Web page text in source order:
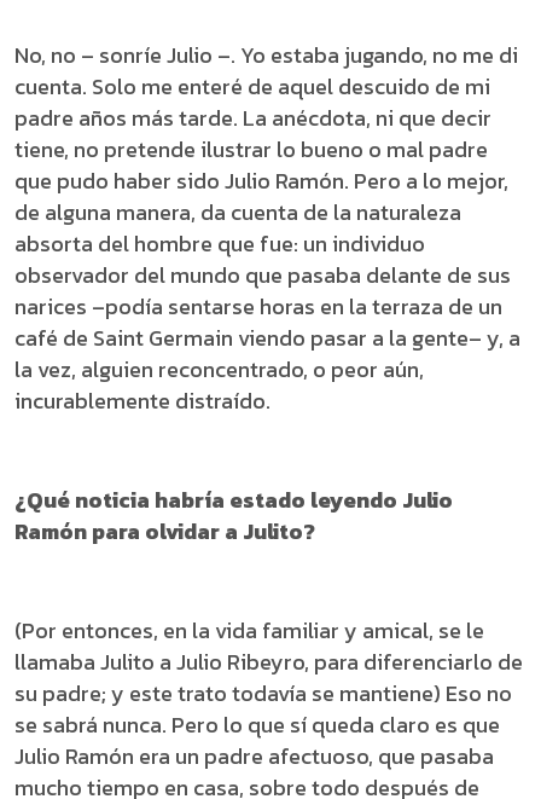
No, no – sonríe Julio –. Yo estaba jugando, no me di
cuenta. Solo me enteré de aquel descuido de mi
padre años más tarde. La anécdota, ni que decir
tiene, no pretende ilustrar lo bueno o mal padre
que pudo haber sido Julio Ramón. Pero a lo mejor,
de alguna manera, da cuenta de la naturaleza
absorta del hombre que fue: un individuo
observador del mundo que pasaba delante de sus
narices –podía sentarse horas en la terraza de un
café de Saint Germain viendo pasar a la gente– y, a
la vez, alguien reconcentrado, o peor aún,
incurablemente distraído.
¿Qué noticia habría estado leyendo Julio
Ramón para olvidar a Julito?
(Por entonces, en la vida familiar y amical, se le
llamaba Julito a Julio Ribeyro, para diferenciarlo de
su padre; y este trato todavía se mantiene) Eso no
se sabrá nunca. Pero lo que sí queda claro es que
Julio Ramón era un padre afectuoso, que pasaba
mucho tiempo en casa, sobre todo después de